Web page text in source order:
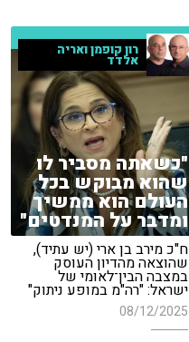
רון קופמן ואריה
אלדד
"כשאתה מסביר לו
שהוא מבוקש בכל
העולם הוא ממשיך
ומדבר על המנדטים"
ח"כ מירב בן ארי (יש עתיד),
שהוצאה מהדיון העוסק
במצבה הבין־לאומי של
ישראל: "רה"מ במופע ניתוק"
08/12/2025